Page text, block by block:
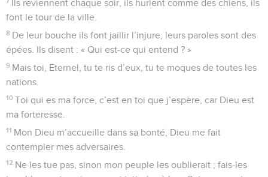
Ils reviennent chaque soir, ils hurlent comme des chiens, ils
font le tour de la ville.
8 De leur bouche ils font jaillir l’injure, leurs paroles sont des
épées. Ils disent : « Qui est-ce qui entend ? »
9 Mais toi, Eternel, tu te ris d’eux, tu te moques de toutes les
nations.
10 Toi qui es ma force, c’est en toi que j’espère, car Dieu est
ma forteresse.
11 Mon Dieu m’accueille dans sa bonté, Dieu me fait
contempler mes adversaires.
12 Ne les tue pas, sinon mon peuple les oublierait ; fais-les